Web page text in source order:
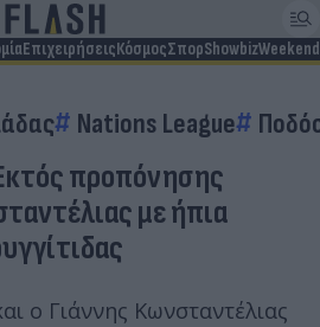
ΕπιχειρήσειςΚόσμοςΣπορShowbizWeekend
Nations League
προπόνησης
με ήπια
ο Γιάννης Κωνσταντέλιας